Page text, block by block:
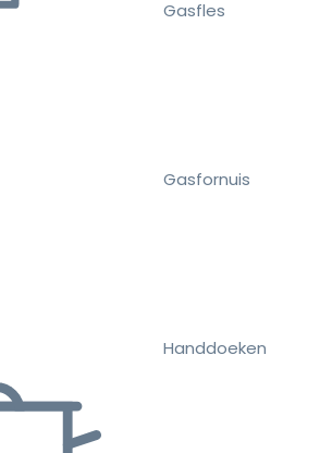
Gasfles
Gasfornuis
Handdoeken